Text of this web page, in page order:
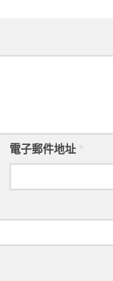
電子郵件地址